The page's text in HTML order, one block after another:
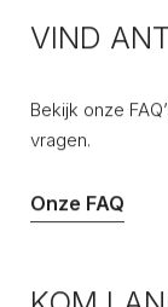
VIND
Bekijk onze
vragen.
Onze FAQ